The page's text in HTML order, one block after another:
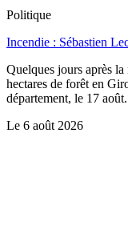
Politique
Incendie : Sébastien
Quelques jours après
hectares de forêt en
département, le 17 août.
Le 6 août 2026